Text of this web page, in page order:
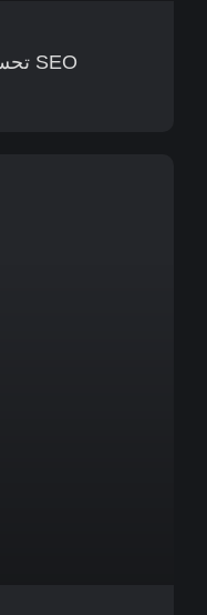
SEO تحسين محركات البحث